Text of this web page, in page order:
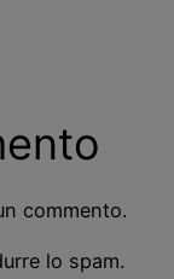
commento.
lo spam.